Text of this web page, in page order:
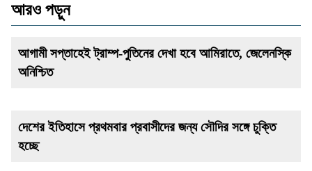
আরও পড়ুন
আগামী সপ্তাহেই ট্রাম্প-পুতিনের দেখা হবে আমিরাতে, জেলেনস্কি
অনিশ্চিত
দেশের ইতিহাসে প্রথমবার প্রবাসীদের জন্য সৌদির সঙ্গে চুক্তি
হচ্ছে